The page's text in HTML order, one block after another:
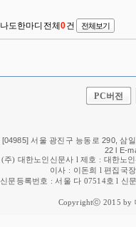
PC버전
[04985] 서울 광진구 능동로 290, 삼
22 l E-
(주) 대한노인신문사 l 제호 : 대한노
이사 : 이돈희 l 편집국
신문등록번호 : 서울 다 07514호 l 신
Copyrightⓒ 2015 by